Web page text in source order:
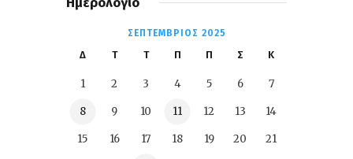
ΣΕΠΤΈΜΒΡΙΟΣ 2025
Δ Τ Τ Π Π Σ Κ
1 2 3 4 5 6 7
8 9 10 11 12 13 14
15 16 17 18 19 20 21